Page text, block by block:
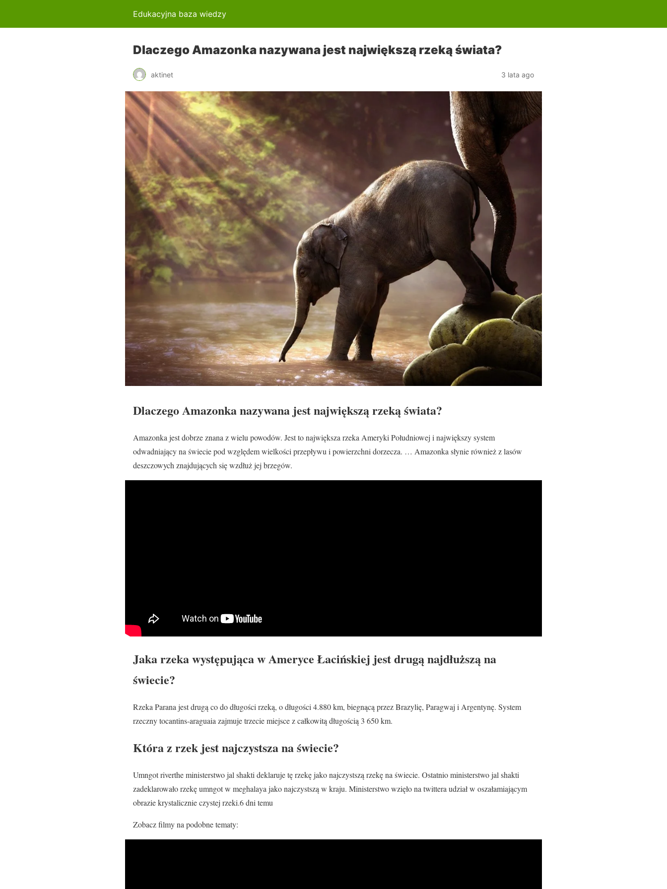
Edukacyjna baza wiedzy
Dlaczego Amazonka nazywana jest największą rzeką świata?
aktinet 3 lata ago
Dlaczego Amazonka nazywana jest największą rzeką świata?
Amazonka jest dobrze znana z wielu powodów. Jest to największa rzeka Ameryki Południowej i największy system
odwadniający na świecie pod względem wielkości przepływu i powierzchni dorzecza. … Amazonka słynie również z lasów
deszczowych znajdujących się wzdłuż jej brzegów.
Jaka rzeka występująca w Ameryce Łacińskiej jest drugą najdłuższą na
świecie?
Rzeka Parana jest drugą co do długości rzeką, o długości 4.880 km, biegnącą przez Brazylię, Paragwaj i Argentynę. System
rzeczny tocantins-araguaia zajmuje trzecie miejsce z całkowitą długością 3 650 km.
Która z rzek jest najczystsza na świecie?
Umngot riverthe ministerstwo jal shakti deklaruje tę rzekę jako najczystszą rzekę na świecie. Ostatnio ministerstwo jal shakti
zadeklarowało rzekę umngot w meghalaya jako najczystszą w kraju. Ministerstwo wzięło na twittera udział w oszałamiającym
obrazie krystalicznie czystej rzeki.6 dni temu
Zobacz filmy na podobne tematy: